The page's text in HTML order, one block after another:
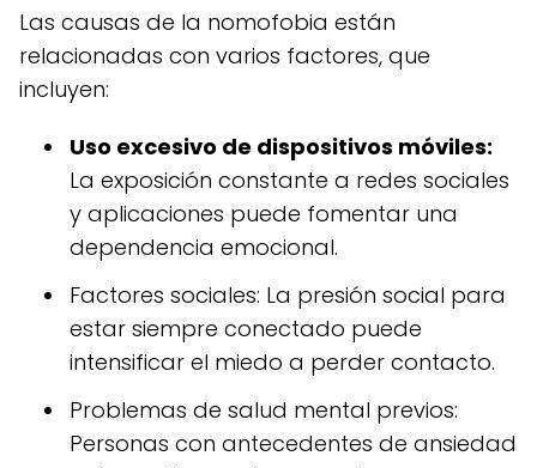
Las causas de la nomofobia están
relacionadas con varios factores, que
incluyen:
Uso excesivo de dispositivos móviles:
La exposición constante a redes sociales
y aplicaciones puede fomentar una
dependencia emocional.
Factores sociales: La presión social para
estar siempre conectado puede
intensificar el miedo a perder contacto.
Problemas de salud mental previos:
Personas con antecedentes de ansiedad